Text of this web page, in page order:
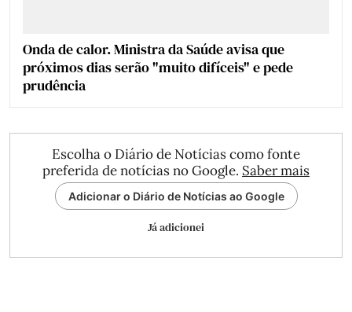
Onda de calor. Ministra da Saúde avisa que
próximos dias serão "muito difíceis" e pede
prudência
Escolha o Diário de Notícias como fonte
preferida de notícias no Google. Saber mais
Adicionar o Diário de Notícias ao Google
Já adicionei